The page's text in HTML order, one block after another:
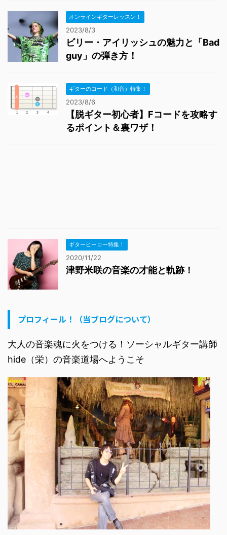
オンラインギターレッスン！
2023/8/3
ビリー・アイリッシュの魅力と「Bad
guy」の弾き方！
ギターのコード（和音）特集！
2023/8/6
【脱ギター初心者】Fコードを攻略す
るポイント＆裏ワザ！
ギターヒーロー特集！
2020/11/22
津野米咲の音楽の才能と軌跡！
プロフィール！（当ブログについて）
大人の音楽魂に火をつける！ソーシャルギター講師
hide（栄）の音楽道場へようこそ